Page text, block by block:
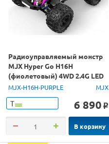
Радиоуправляемый монстр
MJX Hyper Go H16H
(фиолетовый) 4WD 2.4G LED
GPS 1/16 RTR
MJX-H16H-PURPLE MJX
Т 6 890 o
В корзину